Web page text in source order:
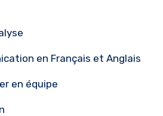
en Français et Anglais
en équipe